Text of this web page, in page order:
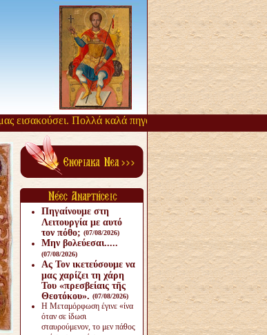
Πολλά καλά πηγάζουν, από την αργοπορία αυτή.
Πηγαίνουμε στη
Λειτουργία με αυτό
τον πόθο; (07/08/2026)
Μην βολεύεσαι.....
(07/08/2026)
Ας Τον ικετεύσουμε να
μας χαρίζει τη χάρη
Του «πρεσβείαις τῆς
Θεοτόκου». (07/08/2026)
Η Μεταμόρφωση έγινε «ίνα
όταν σε ίδωσι
σταυρούμενον, το μεν πάθος